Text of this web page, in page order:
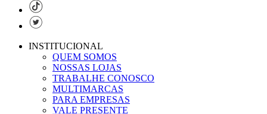
INSTITUCIONAL
QUEM SOMOS
NOSSAS LOJAS
TRABALHE CONOSCO
MULTIMARCAS
PARA EMPRESAS
VALE PRESENTE